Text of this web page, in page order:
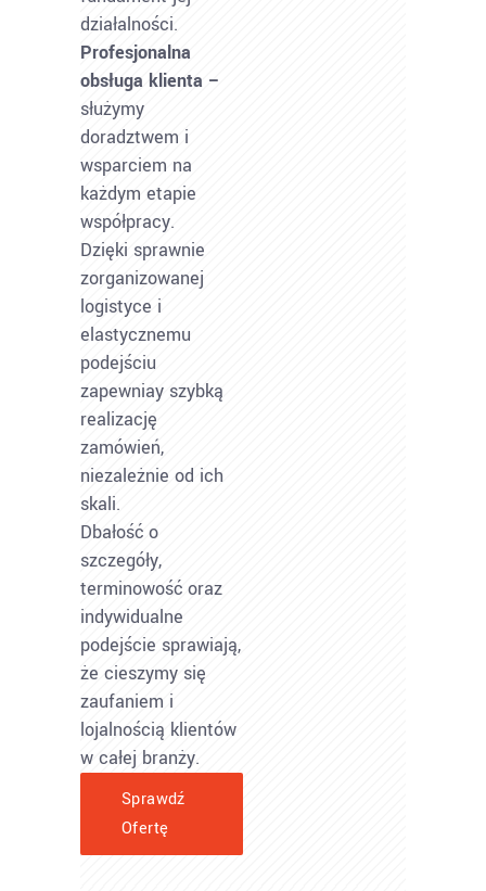
działalności.
Profesjonalna
obsługa klienta –
służymy
doradztwem i
wsparciem na
każdym etapie
współpracy.
Dzięki sprawnie
zorganizowanej
logistyce i
elastycznemu
podejściu
zapewniay szybką
realizację
zamówień,
niezależnie od ich
skali.
Dbałość o
szczegóły,
terminowość oraz
indywidualne
podejście sprawiają,
że cieszymy się
zaufaniem i
lojalnością klientów
w całej branży.
Sprawdź
Ofertę